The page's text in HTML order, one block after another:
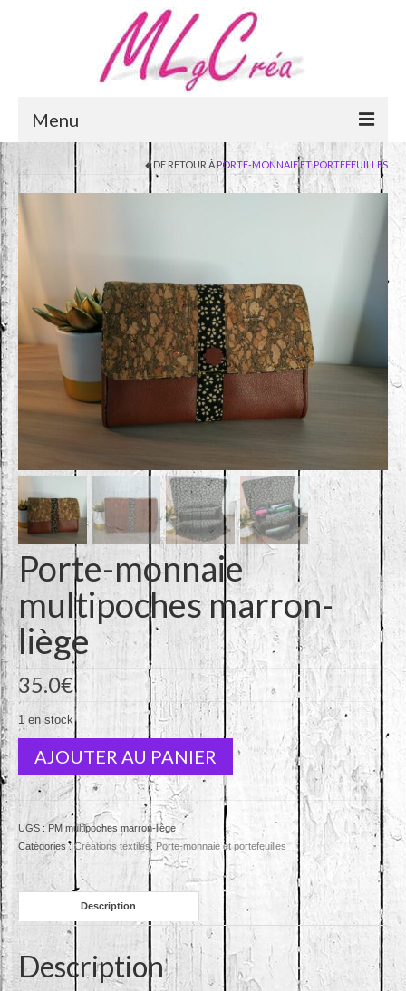
Menu
Accueil
Mon compte
Qui suis-je ?
Mentions légales
Contactez-moi
DE RETOUR ÀPORTE-MONNAIE ET PORTEFEUILLES
Porte-monnaie
multipoches marron-
liège
35.0€
1 en stock
Porte-
monnaie
multipoches
marron-
liège
AJOUTER AU PANIER
UGS :PM multipoches marron-liège
Catégories :Créations textiles, Porte-monnaie et portefeuilles
Description
Description